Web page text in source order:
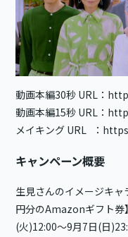
動画本編30秒 URL：
動画本編15秒 URL：
メイキング URL ：
キャンペーン概要
生見さんのイメージキ
円分のAmazonギフト券
(火)12:00〜9月7日(日